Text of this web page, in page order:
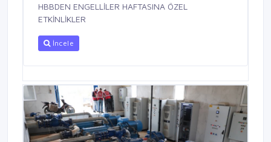
HBBDEN ENGELLİLER HAFTASINA ÖZEL
ETKİNLİKLER
İncele